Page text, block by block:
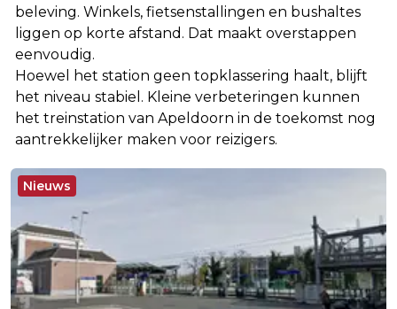
beleving. Winkels, fietsenstallingen en bushaltes
liggen op korte afstand. Dat maakt overstappen
eenvoudig.
Hoewel het station geen topklassering haalt, blijft
het niveau stabiel. Kleine verbeteringen kunnen
het treinstation van Apeldoorn in de toekomst nog
aantrekkelijker maken voor reizigers.
Nieuws